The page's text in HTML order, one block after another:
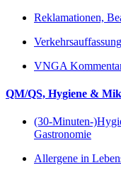
Reklamationen,
VNGA
QM/QS, Hygiene &
(30-Minuten-
Gastronomie
Allergene in